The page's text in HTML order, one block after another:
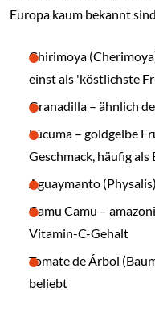
Europa kaum bekannt
Chirimoya
einst als 'köstlichste
Granadilla – ähnlich
Lúcuma – goldgelbe
Geschmack, häufig als
Aguaymanto
Camu Camu –
Vitamin-C-Gehalt
Tomate de Árbol
beliebt